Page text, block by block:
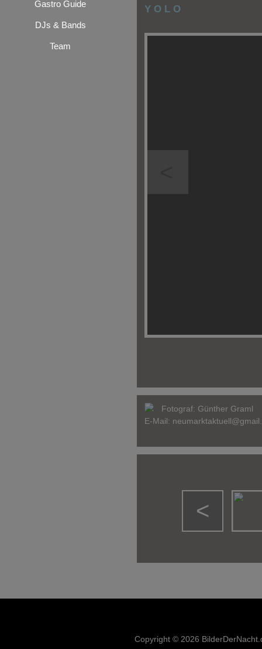
Gastro Guide
DJs & Bands
Team
Y O L O
Fotograf: Günther Graml
E-Mail:
<
Copyright © 2026